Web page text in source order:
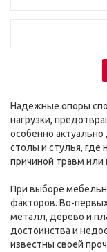
Надёжные опоры
нагрузки,
особенно
столы и стулья, где
причиной травм
При выборе
факторов. Во-
металл, дерево и
достоинства и
известны своей